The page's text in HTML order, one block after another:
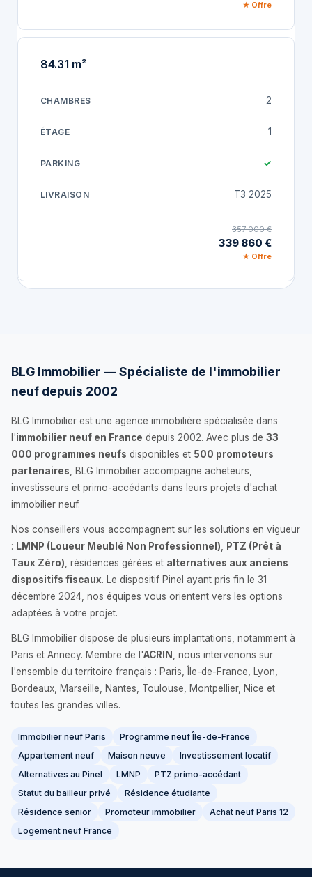
★ Offre
84.31 m²
2
1
✓
T3 2025
357 000 €
339 860 €
★ Offre
BLG Immobilier — Spécialiste de l'immobilier
neuf depuis 2002
BLG Immobilier est une agence immobilière spécialisée dans
l'immobilier neuf en France depuis 2002. Avec plus de 33
000 programmes neufs disponibles et 500 promoteurs
partenaires , BLG Immobilier accompagne acheteurs,
investisseurs et primo-accédants dans leurs projets d'achat
immobilier neuf.
Nos conseillers vous accompagnent sur les solutions en vigueur
: LMNP (Loueur Meublé Non Professionnel)
PTZ (Prêt à
Taux Zéro) , résidences gérées et alternatives aux anciens
dispositifs fiscaux. Le dispositif Pinel ayant pris fin le 31
décembre 2024, nos équipes vous orientent vers les options
adaptées à votre projet.
BLG Immobilier dispose de plusieurs implantations, notamment à
Paris et Annecy. Membre de l'ACRIN
, nous intervenons sur
l'ensemble du territoire français : Paris, Île-de-France, Lyon,
Bordeaux, Marseille, Nantes, Toulouse, Montpellier, Nice et
toutes les grandes villes.
Immobilier neuf Paris
Programme neuf Île-de-France
Appartement neuf
Maison neuve
Investissement locatif
Alternatives au Pinel
LMNP
PTZ primo-accédant
Statut du bailleur privé
Résidence étudiante
Résidence senior
Promoteur immobilier
Achat neuf Paris 12
Logement neuf France